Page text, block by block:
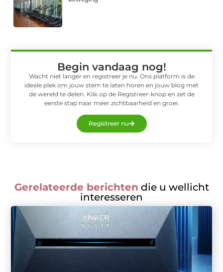
Begin vandaag nog!
Wacht niet langer en registreer je nu. Ons platform is de
ideale plek om jouw stem te laten horen en jouw blog met
de wereld te delen. Klik op de Registreer-knop en zet de
eerste stap naar meer zichtbaarheid en groei.
Registreer nu
Gerelateerde berichten die u wellicht
interesseren